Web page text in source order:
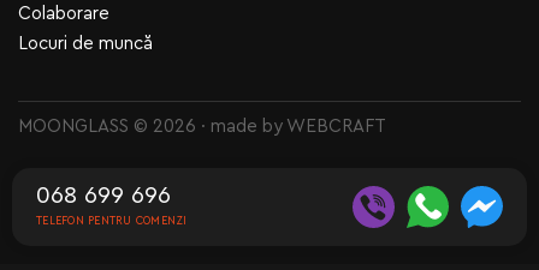
Colaborare
Locuri de muncă
MOONGLASS © 2026 · made by WEBCRAFT
068 699 696
TELEFON PENTRU COMENZI